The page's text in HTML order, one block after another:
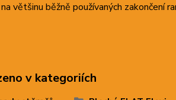
většinu běžně používaných zakončení
v kategoriích